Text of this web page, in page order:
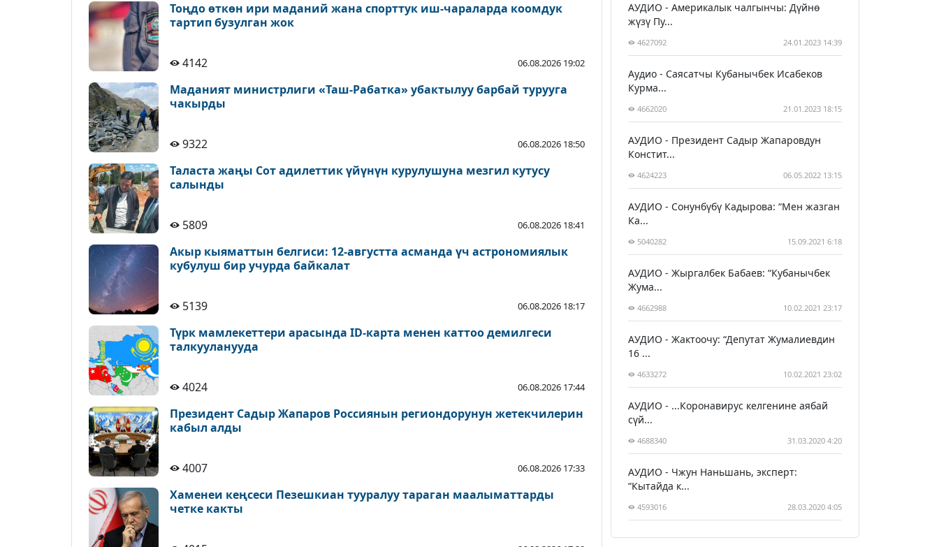
Тоңдо өткөн ири маданий жана спорттук иш-чараларда коомдук
тартип бузулган жок
4142 06.08.2026 19:02
Маданият министрлиги «Таш-Рабатка» убактылуу барбай турууга
чакырды
9322 06.08.2026 18:50
Таласта жаңы Сот адилеттик үйүнүн курулушуна мезгил кутусу
салынды
5809 06.08.2026 18:41
Акыр кыяматтын белгиси: 12-августта асманда үч астрономиялык
кубулуш бир учурда байкалат
5139 06.08.2026 18:17
Түрк мамлекеттери арасында ID-карта менен каттоо демилгеси
талкууланууда
4024 06.08.2026 17:44
Президент Садыр Жапаров Россиянын региондорунун жетекчилерин
кабыл алды
4007 06.08.2026 17:33
Хаменеи кеңсеси Пезешкиан тууралуу тараган маалыматтарды
четке какты
АУДИО - Америкалык чалгынчы: Дүйнө
жүзү Пу...
4627092 24.01.2023 14:39
Аудио - Саясатчы Кубанычбек Исабеков
Курма...
4662020 21.01.2023 18:15
АУДИО - Президент Садыр Жапаровдун
Констит...
4624223 06.05.2022 13:15
АУДИО - Сонунбүбү Кадырова: “Мен жазган
Ка...
5040282 15.09.2021 6:18
АУДИО - Жыргалбек Бабаев: “Кубанычбек
Жума...
4662988 10.02.2021 23:17
АУДИО - Жактоочу: “Депутат Жумалиевдин
16 ...
4633272 10.02.2021 23:02
АУДИО - ...Коронавирус келгенине аябай
сүй...
4688340 31.03.2020 4:20
АУДИО - Чжун Наньшань, эксперт:
“Кытайда к...
4593016 28.03.2020 4:05